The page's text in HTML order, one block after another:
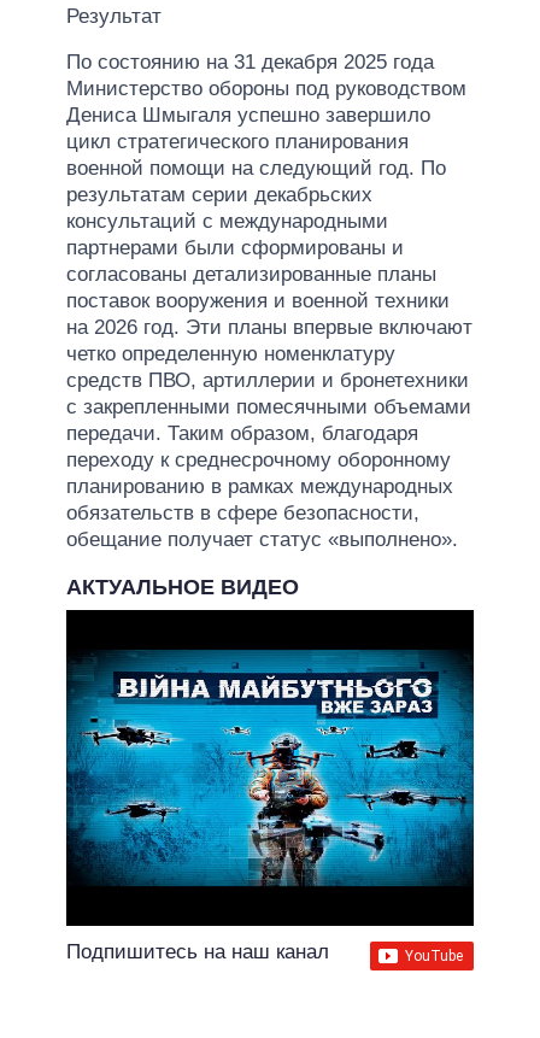
Результат
По состоянию на 31 декабря 2025 года
Министерство обороны под руководством
Дениса Шмыгаля успешно завершило
цикл стратегического планирования
военной помощи на следующий год. По
результатам серии декабрьских
консультаций с международными
партнерами были сформированы и
согласованы детализированные планы
поставок вооружения и военной техники
на 2026 год. Эти планы впервые включают
четко определенную номенклатуру
средств ПВО, артиллерии и бронетехники
с закрепленными помесячными объемами
передачи. Таким образом, благодаря
переходу к среднесрочному оборонному
планированию в рамках международных
обязательств в сфере безопасности,
обещание получает статус «выполнено».
АКТУАЛЬНОЕ ВИДЕО
Подпишитесь на наш канал